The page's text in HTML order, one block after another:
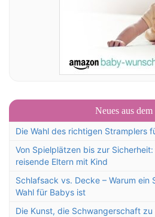
Neues aus
Die Wahl des richtigen Stramplers
Von Spielplätzen bis zur
reisende Eltern mit Kind
Schlafsack vs. Decke – Warum ein
Wahl für Babys ist
Die Kunst, die Schwangerschaft